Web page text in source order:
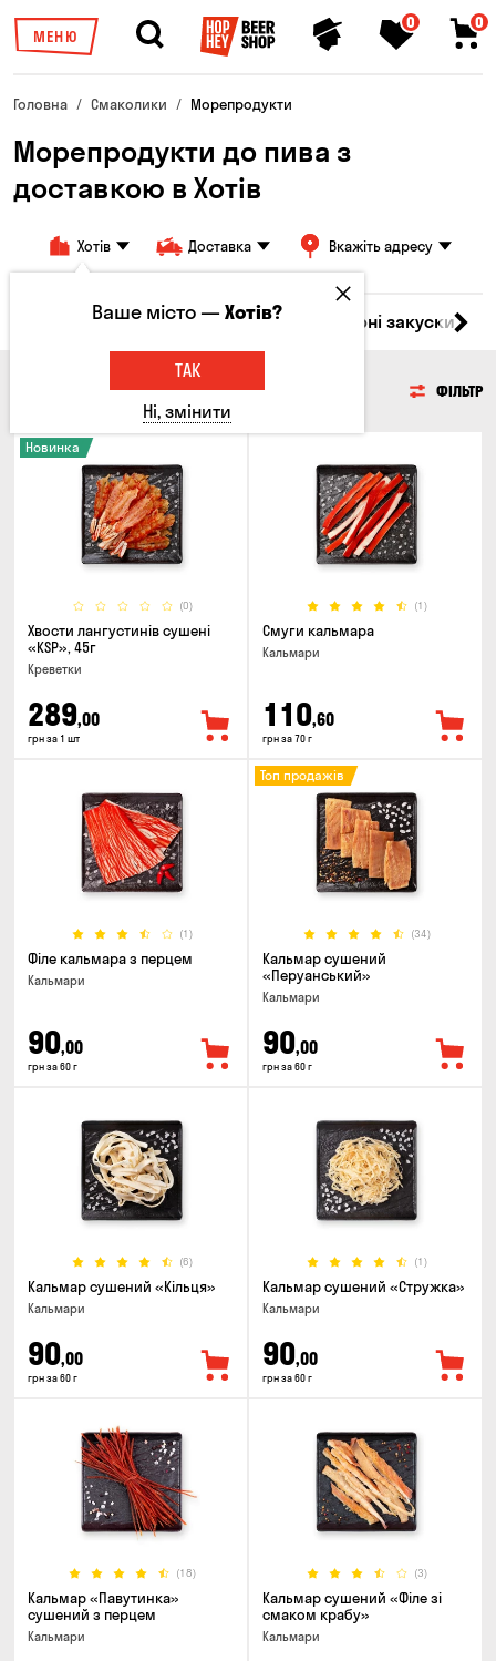
МЕНЮ
0 0
Головна Смаколики Морепродукти
Морепродукти до пива з
доставкою в Хотів
Хотів Доставка Вкажіть адресу
Риба Морепродукти Сирні закуски
МОРЕПРОДУКТИ ФІЛЬТР
(0)
Новинка
Хвости лангустинів сушені
«KSP», 45г
Креветки
289,00
грн за 1 шт
(1)
Смуги кальмара
Кальмари
110,60
грн за 70 г
(1)
Філе кальмара з перцем
Кальмари
90,00
грн за 60 г
(34)
Топ продажів
Кальмар сушений
«Перуанський»
Кальмари
90,00
грн за 60 г
(6)
Кальмар сушений «Кільця»
Кальмари
90,00
грн за 60 г
(1)
Кальмар сушений «Стружка»
Кальмари
90,00
грн за 60 г
(18)
Кальмар «Павутинка»
сушений з перцем
Кальмари
(3)
Кальмар сушений «Філе зі
смаком крабу»
Кальмари
Ваше місто —Хотів?
ТАК
Ні, змінити